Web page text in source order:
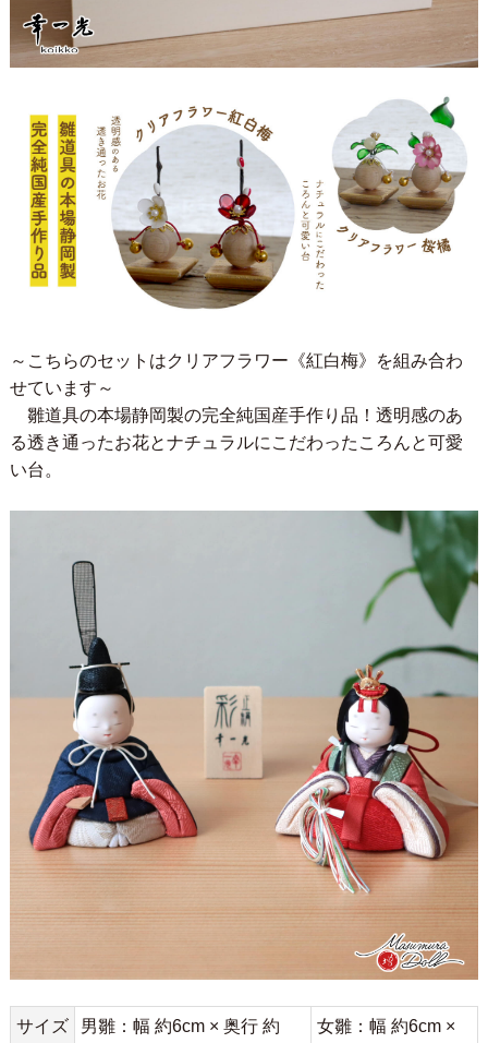
～こちらのセットはクリアフラワー《紅白梅》を組み合わ
せています～
雛道具の本場静岡製の完全純国産手作り品！透明感のあ
る透き通ったお花とナチュラルにこだわったころんと可愛
い台。
サイズ
男雛：幅 約6cm × 奥行 約
女雛：幅 約6cm ×